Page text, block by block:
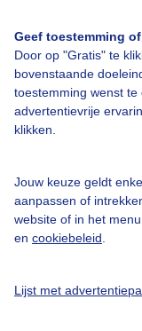
Geef toestemming
Door op "Gratis" te
bovenstaande
toestemming wenst
advertentievrije
klikken.
Jouw keuze geldt
aanpassen of
website of in het
en cookiebeleid
Lijst met
Toegankelijkheid
Adverteren
Cookie beleid
Privacy instellingen